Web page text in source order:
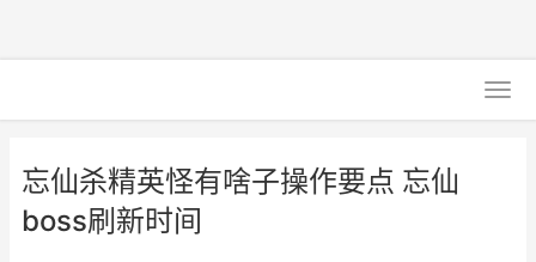
忘仙杀精英怪有啥子操作要点 忘仙
boss刷新时间